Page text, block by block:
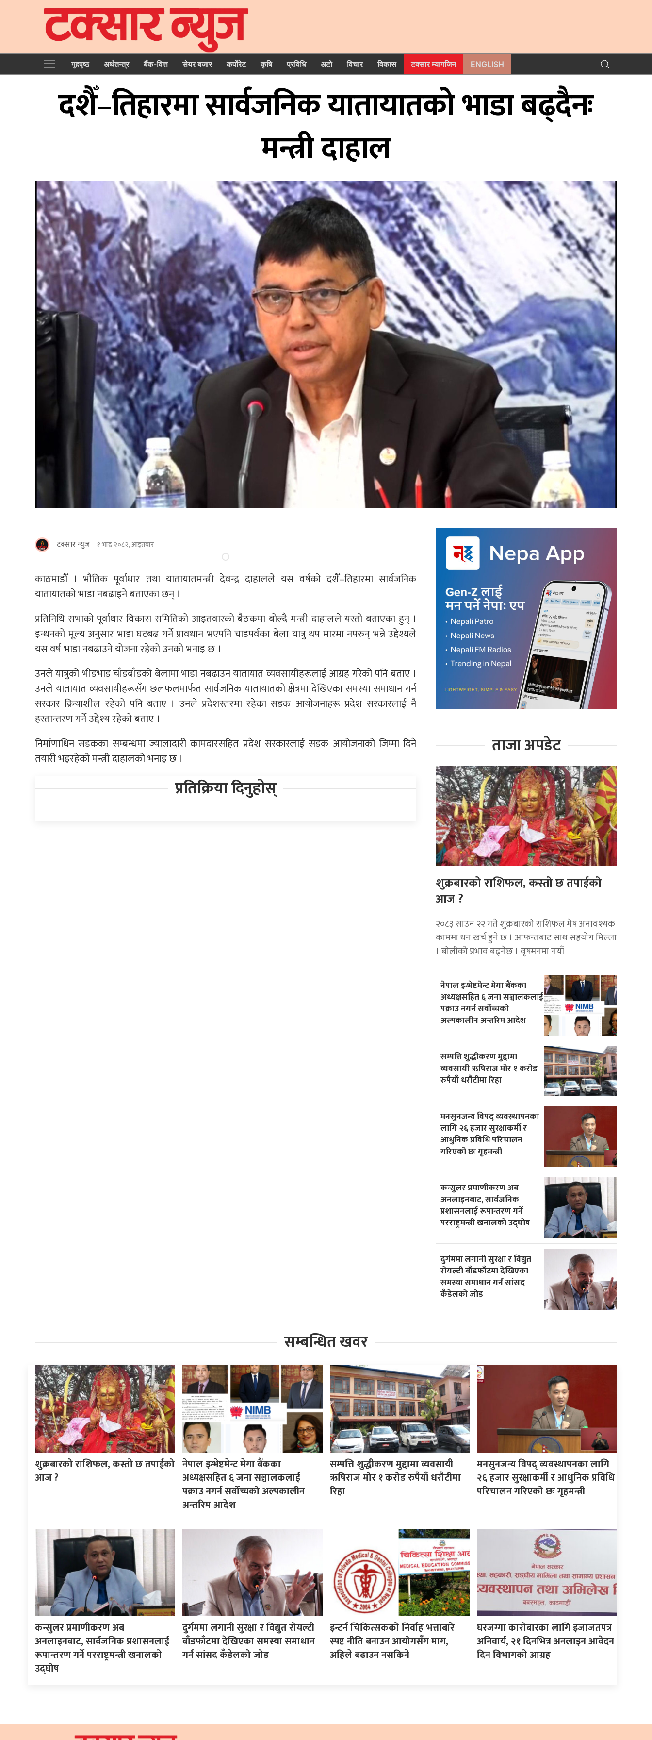
गृहपृष्‍ठ अर्थतन्त्र बैंक-वित्त सेयर बजार कर्पोरेट कृषि प्रविधि अटो विचार विकास टक्सार म्यागजिन ENGLISH
दशैँ–तिहारमा सार्वजनिक यातायातको भाडा बढ्दैनः
मन्त्री दाहाल
टक्सार न्युज १ भाद्र २०८२, आइतबार
काठमाडाैँ । भौतिक पूर्वाधार तथा यातायातमन्त्री देवन्द्र दाहालले यस वर्षको दशैँ–तिहारमा सार्वजनिक
यातायातको भाडा नबढाइने बताएका छन् ।
प्रतिनिधि सभाको पूर्वाधार विकास समितिको आइतवारको बैठकमा बोल्दै मन्त्री दाहालले यस्तो बताएका हुन् ।
इन्धनको मूल्य अनुसार भाडा घटबढ गर्ने प्रावधान भएपनि चाडपर्वका बेला यात्रु थप मारमा नपरुन् भन्ने उद्देश्यले
यस वर्ष भाडा नबढाउने योजना रहेको उनको भनाइ छ ।
उनले यात्रुको भीडभाड चाँडबाँडको बेलामा भाडा नबढाउन यातायात व्यवसायीहरूलाई आग्रह गरेको पनि बताए ।
उनले यातायात व्यवसायीहरूसँग छलफलमार्फत सार्वजनिक यातायातको क्षेत्रमा देखिएका समस्या समाधान गर्न
सरकार क्रियाशील रहेको पनि बताए । उनले प्रदेशस्तरमा रहेका सडक आयोजनाहरू प्रदेश सरकारलाई नै
हस्तान्तरण गर्ने उद्देश्य रहेको बताए ।
निर्माणाधिन सडकका सम्बन्धमा ज्यालादारी कामदारसहित प्रदेश सरकारलाई सडक आयोजनाको जिम्मा दिने
तयारी भइरहेको मन्त्री दाहालको भनाइ छ ।
प्रतिक्रिया दिनुहोस्
ताजा अपडेट
शुक्रबारको राशिफल, कस्तो छ तपाईको
आज ?
२०८३ साउन २२ गते शुक्रबारको राशिफल मेष अनावश्यक
काममा धन खर्च हुने छ । आफन्तबाट साथ सहयोग मिल्ला
। बोलीको प्रभाव बढ्नेछ । वृषमनमा नयाँ
नेपाल इन्भेष्टमेन्ट मेगा बैंकका
अध्यक्षसहित ६ जना सञ्चालकलाई
पक्राउ नगर्न सर्वोच्चको
अल्पकालीन अन्तरिम आदेश
सम्पत्ति शुद्धीकरण मुद्दामा
व्यवसायी ऋषिराज मोर १ करोड
रुपैयाँ धरौटीमा रिहा
मनसुनजन्य विपद् व्यवस्थापनका
लागि २६ हजार सुरक्षाकर्मी र
आधुनिक प्रविधि परिचालन
गरिएको छः गृहमन्त्री
कन्सुलर प्रमाणीकरण अब
अनलाइनबाट, सार्वजनिक
प्रशासनलाई रूपान्तरण गर्ने
परराष्ट्रमन्त्री खनालको उद्घोष
दुर्गममा लगानी सुरक्षा र विद्युत
रोयल्टी बाँडफाँटमा देखिएका
समस्या समाधान गर्न सांसद
कँडेलको जोड
सम्बन्धित खवर
शुक्रबारको राशिफल, कस्तो छ तपाईको
आज ?
नेपाल इन्भेष्टमेन्ट मेगा बैंकका
अध्यक्षसहित ६ जना सञ्चालकलाई
पक्राउ नगर्न सर्वोच्चको अल्पकालीन
अन्तरिम आदेश
सम्पत्ति शुद्धीकरण मुद्दामा व्यवसायी
ऋषिराज मोर १ करोड रुपैयाँ धरौटीमा
रिहा
मनसुनजन्य विपद् व्यवस्थापनका लागि
२६ हजार सुरक्षाकर्मी र आधुनिक प्रविधि
परिचालन गरिएको छः गृहमन्त्री
कन्सुलर प्रमाणीकरण अब
अनलाइनबाट, सार्वजनिक प्रशासनलाई
रूपान्तरण गर्ने परराष्ट्रमन्त्री खनालको
उद्घोष
दुर्गममा लगानी सुरक्षा र विद्युत रोयल्टी
बाँडफाँटमा देखिएका समस्या समाधान
गर्न सांसद कँडेलको जोड
इन्टर्न चिकित्सकको निर्वाह भत्ताबारे
स्पष्ट नीति बनाउन आयोगसँग माग,
अहिले बढाउन नसकिने
घरजग्गा कारोबारका लागि इजाजतपत्र
अनिवार्य, २१ दिनभित्र अनलाइन आवेदन
दिन विभागको आग्रह